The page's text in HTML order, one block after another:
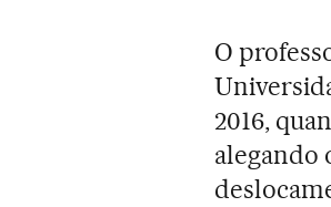
O
2016,
alegando